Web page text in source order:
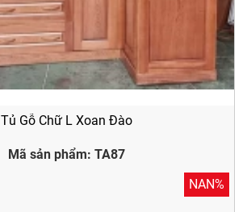
Tủ Gỗ Chữ L Xoan Đào
Mã sản phẩm: TA87
NAN%